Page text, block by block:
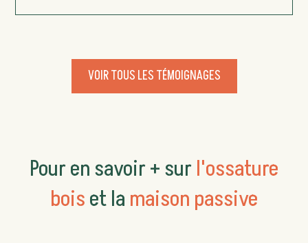
VOIR TOUS LES TÉMOIGNAGES
Pour en savoir + surl'ossature
boiset la maison passive